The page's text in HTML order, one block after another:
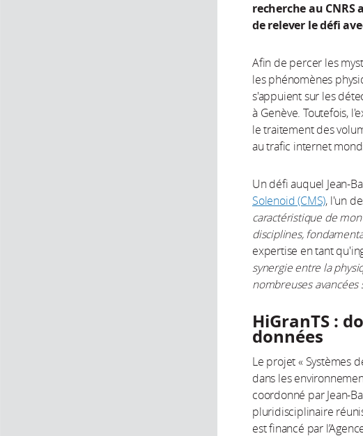
recherche au
de relever le défi
Afin de percer les
les phénomènes
s'appuient sur les
à Genève. Toutefois,
le traitement des
au trafic internet
Un défi auquel Jean-
Solenoid (CMS), l'un
caractéristique de
disciplines,
expertise en tant
synergie entre la
nombreuses
HiGranTS :
données
Le projet « Systèmes
dans les
coordonné par Jean-
pluridisciplinaire
est financé par